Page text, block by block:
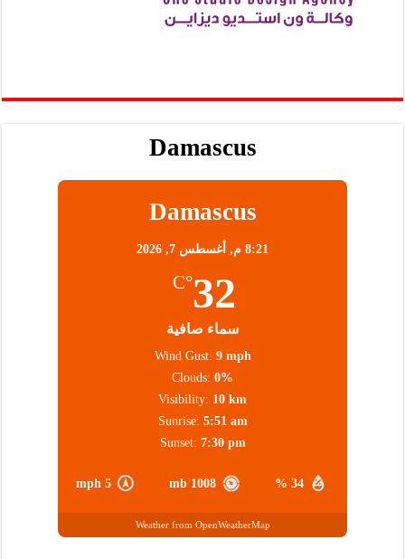
Damascus
Damascus
8:21 م, أغسطس 7, 2026
32
°C
سماء صافية
34 %
1008 mb
5 mph
Wind Gust: 9 mph
Clouds: 0%
Visibility: 10 km
Sunrise: 5:51 am
Sunset: 7:30 pm
Weather from OpenWeatherMap